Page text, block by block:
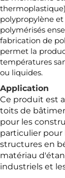
polypropylène
polymérisés
fabrication de
permet la
températures
ou liquides.
Application
Ce produit est
toits de
pour les
particulier pour
structures en
matériau
industriels et